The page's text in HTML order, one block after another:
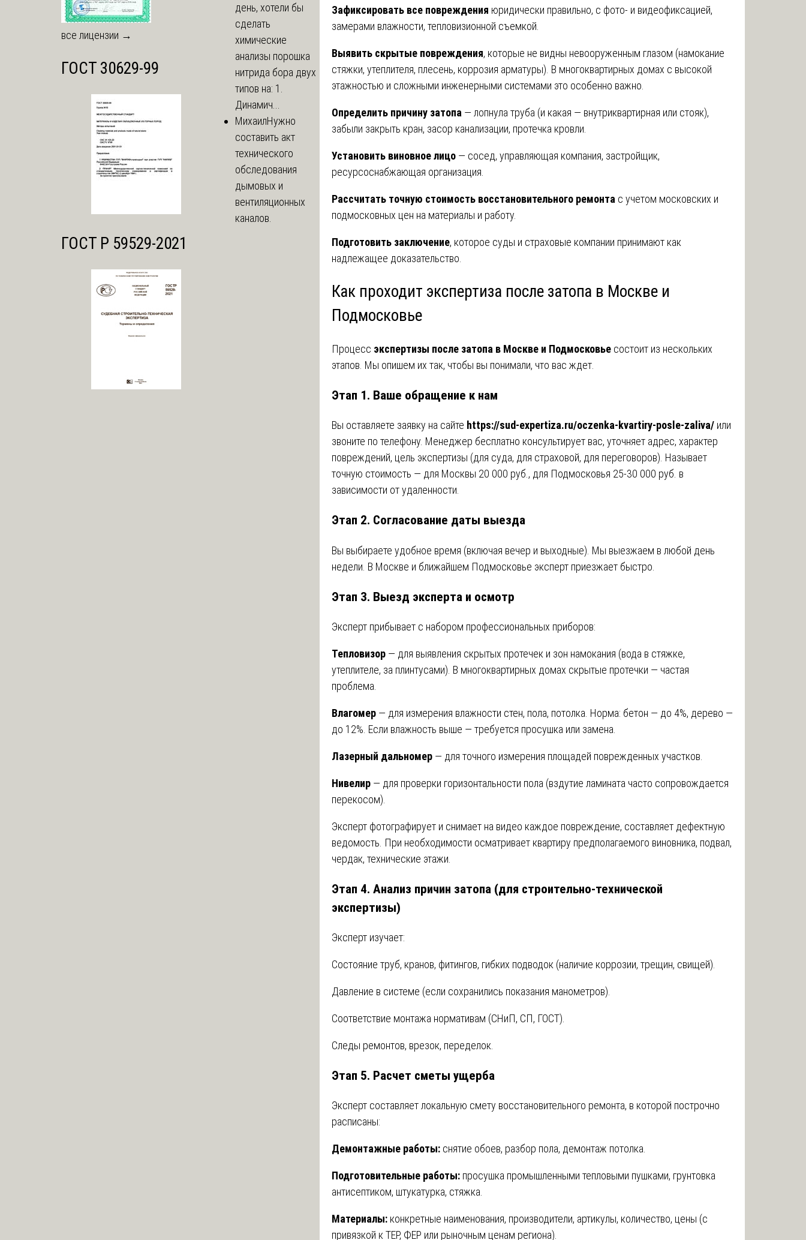
Зафиксировать все повреждения юридически правильно, с фото- и видеофиксацией,
замерами влажности, тепловизионной съемкой.
Выявить скрытые повреждения, которые не видны невооруженным глазом (намокание
стяжки, утеплителя, плесень, коррозия арматуры). В многоквартирных домах с высокой
этажностью и сложными инженерными системами это особенно важно.
Определить причину затопа — лопнула труба (и какая — внутриквартирная или стояк),
забыли закрыть кран, засор канализации, протечка кровли.
Установить виновное лицо — сосед, управляющая компания, застройщик,
ресурсоснабжающая организация.
Рассчитать точную стоимость восстановительного ремонта с учетом московских и
подмосковных цен на материалы и работу.
Подготовить заключение, которое суды и страховые компании принимают как
надлежащее доказательство.
Как проходит экспертиза после затопа в Москве и
Подмосковье
Процесс экспертизы после затопа в Москве и Подмосковье состоит из нескольких
этапов. Мы опишем их так, чтобы вы понимали, что вас ждет.
Этап 1. Ваше обращение к нам
Вы оставляете заявку на сайте https://sud-expertiza.ru/oczenka-kvartiry-posle-zaliva/ или
звоните по телефону. Менеджер бесплатно консультирует вас, уточняет адрес, характер
повреждений, цель экспертизы (для суда, для страховой, для переговоров). Называет
точную стоимость — для Москвы 20 000 руб., для Подмосковья 25-30 000 руб. в
зависимости от удаленности.
Этап 2. Согласование даты выезда
Вы выбираете удобное время (включая вечер и выходные). Мы выезжаем в любой день
недели. В Москве и ближайшем Подмосковье эксперт приезжает быстро.
Этап 3. Выезд эксперта и осмотр
Эксперт прибывает с набором профессиональных приборов:
Тепловизор — для выявления скрытых протечек и зон намокания (вода в стяжке,
утеплителе, за плинтусами). В многоквартирных домах скрытые протечки — частая
проблема.
Влагомер — для измерения влажности стен, пола, потолка. Норма: бетон — до 4%, дерево —
до 12%. Если влажность выше — требуется просушка или замена.
Лазерный дальномер — для точного измерения площадей поврежденных участков.
Нивелир — для проверки горизонтальности пола (вздутие ламината часто сопровождается
перекосом).
Эксперт фотографирует и снимает на видео каждое повреждение, составляет дефектную
ведомость. При необходимости осматривает квартиру предполагаемого виновника, подвал,
чердак, технические этажи.
Этап 4. Анализ причин затопа (для строительно-технической
экспертизы)
Эксперт изучает:
Состояние труб, кранов, фитингов, гибких подводок (наличие коррозии, трещин, свищей).
Давление в системе (если сохранились показания манометров).
Соответствие монтажа нормативам (СНиП, СП, ГОСТ).
Следы ремонтов, врезок, переделок.
Этап 5. Расчет сметы ущерба
Эксперт составляет локальную смету восстановительного ремонта, в которой построчно
расписаны:
Демонтажные работы: снятие обоев, разбор пола, демонтаж потолка.
Подготовительные работы: просушка промышленными тепловыми пушками, грунтовка
антисептиком, штукатурка, стяжка.
Материалы: конкретные наименования, производители, артикулы, количество, цены (с
привязкой к ТЕР, ФЕР или рыночным ценам региона).
все лицензии →
ГОСТ 30629-99
ГОСТ Р 59529-2021
день, хотели бы
сделать
химические
анализы порошка
нитрида бора двух
типов на: 1.
Динамич...
МихаилНужно
составить акт
технического
обследования
дымовых и
вентиляционных
каналов.